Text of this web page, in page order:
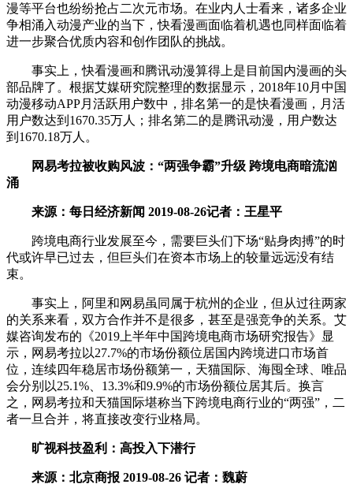
漫等平台也纷纷抢占二次元市场。在业内人士看来，诸多企业
争相涌入动漫产业的当下，快看漫画面临着机遇也同样面临着
进一步聚合优质内容和创作团队的挑战。
事实上，快看漫画和腾讯动漫算得上是目前国内漫画的头
部品牌了。根据艾媒研究院整理的数据显示，2018年10月中国
动漫移动APP月活跃用户数中，排名第一的是快看漫画，月活
用户数达到1670.35万人；排名第二的是腾讯动漫，用户数达
到1670.18万人。
网易考拉被收购风波：“两强争霸”升级 跨境电商暗流汹
涌
来源：每日经济新闻 2019-08-26记者：王星平
跨境电商行业发展至今，需要巨头们下场“贴身肉搏”的时
代或许早已过去，但巨头们在资本市场上的较量远远没有结
束。
事实上，阿里和网易虽同属于杭州的企业，但从过往两家
的关系来看，双方合作并不是很多，甚至是强竞争的关系。艾
媒咨询发布的《2019上半年中国跨境电商市场研究报告》显
示，网易考拉以27.7%的市场份额位居国内跨境进口市场首
位，连续四年稳居市场份额第一，天猫国际、海囤全球、唯品
会分别以25.1%、13.3%和9.9%的市场份额位居其后。换言
之，网易考拉和天猫国际堪称当下跨境电商行业的“两强”，二
者一旦合并，将直接改变行业格局。
旷视科技盈利：高投入下潜行
来源：北京商报 2019-08-26 记者：魏蔚